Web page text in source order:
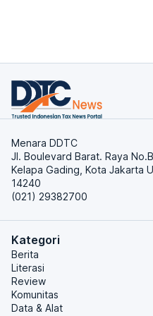
Menara DDTC
Jl. Boulevard Barat. Raya
Kelapa Gading, Kota Jakarta
14240
(021) 29382700
Kategori
Berita
Literasi
Review
Komunitas
Data & Alat